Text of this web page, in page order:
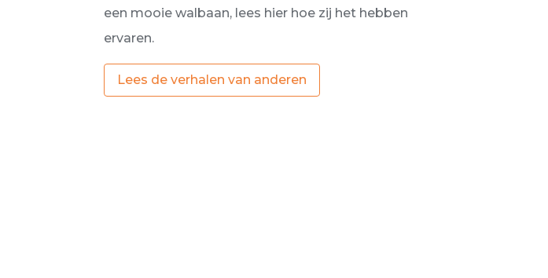
een mooie walbaan, lees hier hoe zij het hebben
ervaren.
Lees de verhalen van anderen